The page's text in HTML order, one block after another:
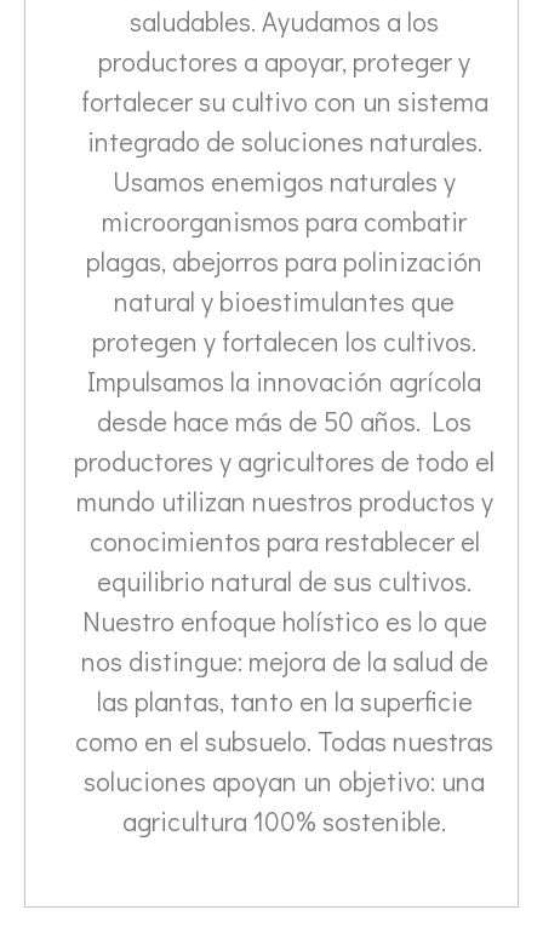
saludables. Ayudamos a los
productores a apoyar, proteger y
fortalecer su cultivo con un sistema
integrado de soluciones naturales.
Usamos enemigos naturales y
microorganismos para combatir
plagas, abejorros para polinización
natural y bioestimulantes que
protegen y fortalecen los cultivos.
Impulsamos la innovación agrícola
desde hace más de 50 años. Los
productores y agricultores de todo el
mundo utilizan nuestros productos y
conocimientos para restablecer el
equilibrio natural de sus cultivos.
Nuestro enfoque holístico es lo que
nos distingue: mejora de la salud de
las plantas, tanto en la superficie
como en el subsuelo. Todas nuestras
soluciones apoyan un objetivo: una
agricultura 100% sostenible.